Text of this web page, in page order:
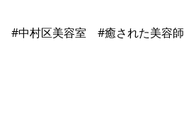
#中村区美容室 #癒された美容師